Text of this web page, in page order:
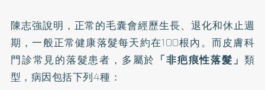
陳志強說明，正常的毛囊會經歷生長、退化和休止週
期，一般正常健康落髮每天約在100根內。而皮膚科
門診常見的落髮患者，多屬於 「非疤痕性落髮」 類
型，病因包括下列4種：